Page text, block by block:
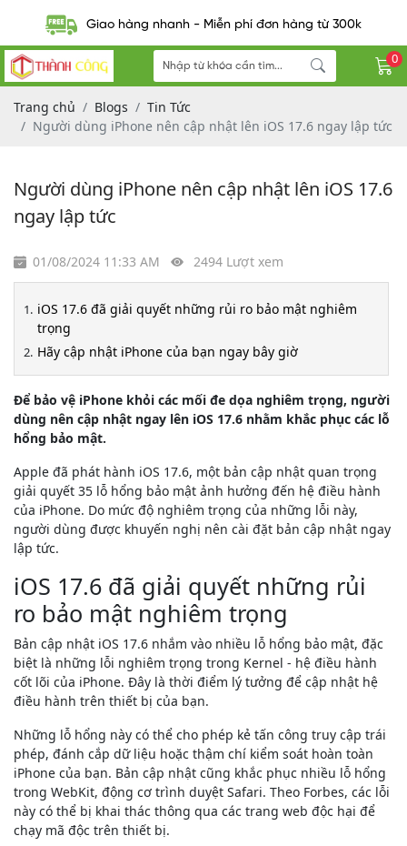
Giao hàng nhanh - Miễn phí đơn hàng từ 300k
0
Trang chủ Blogs
Tin Tức
Người dùng iPhone nên cập nhật lên iOS 17.6 ngay lập tức
Người dùng iPhone nên cập nhật lên iOS 17.6
ngay lập tức
01/08/2024 11:33 AM 2494 Lượt xem
iOS 17.6 đã giải quyết những rủi ro bảo mật nghiêm
trọng
Hãy cập nhật iPhone của bạn ngay bây giờ
Để bảo vệ iPhone khỏi các mối đe dọa nghiêm trọng, người
dùng nên cập nhật ngay lên iOS 17.6 nhằm khắc phục các lỗ
hổng bảo mật.
Apple đã phát hành iOS 17.6, một bản cập nhật quan trọng
giải quyết 35 lỗ hổng bảo mật ảnh hưởng đến hệ điều hành
của iPhone. Do mức độ nghiêm trọng của những lỗi này,
người dùng được khuyến nghị nên cài đặt bản cập nhật ngay
lập tức.
iOS 17.6 đã giải quyết những rủi
ro bảo mật nghiêm trọng
Bản cập nhật iOS 17.6 nhắm vào nhiều lỗ hổng bảo mật, đặc
biệt là những lỗi nghiêm trọng trong Kernel - hệ điều hành
cốt lõi của iPhone. Đây là thời điểm lý tưởng để cập nhật hệ
điều hành trên thiết bị của bạn.
Những lỗ hổng này có thể cho phép kẻ tấn công truy cập trái
phép, đánh cắp dữ liệu hoặc thậm chí kiểm soát hoàn toàn
iPhone của bạn. Bản cập nhật cũng khắc phục nhiều lỗ hổng
trong WebKit, động cơ trình duyệt Safari. Theo Forbes, các lỗi
này có thể bị khai thác thông qua các trang web độc hại để
chạy mã độc trên thiết bị.